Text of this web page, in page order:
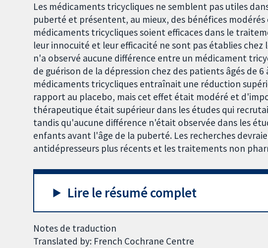
Les médicaments tricycliques ne semblent pas utiles
puberté et présentent, au mieux, des bénéfices modérés
médicaments tricycliques soient efficaces dans le
leur innocuité et leur efficacité ne sont pas établies
n'a observé aucune différence entre un médicament
de guérison de la dépression chez des patients âgés de
médicaments tricycliques entraînait une réduction
rapport au placebo, mais cet effet était modéré et
thérapeutique était supérieur dans les études qui
tandis qu'aucune différence n'était observée dans les
enfants avant l'âge de la puberté. Les recherches
antidépresseurs plus récents et les traitements non
Lire le résumé complet
Notes de traduction
Translated by: French Cochrane Centre